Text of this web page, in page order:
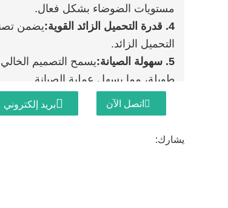
مستويات الضوضاء بشكل فعال.
4. قدرة التحميل الزائد القوية:
التحميل الزائد.
5. سهولة الصيانة:
يسمح التصميم
طويلة، مما يسهل عملية الصيانة.
غلاف قوي مع تبديد
اتصل الآن بريد إلكتروني
يشارك: